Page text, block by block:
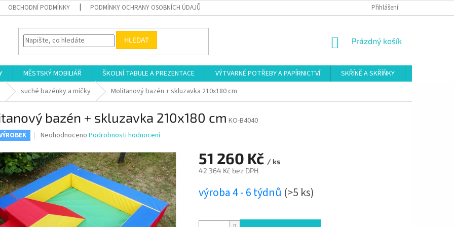
OBCHODNÍ PODMÍNKY PODMÍNKY OCHRANY OSOBNÍCH ÚDAJŮ Přihlášení
HLEDAT
NÁKUPNÍ
Prázdný košík
MĚSTSKÝ MOBILIÁŘ ŠKOLNÍ TABULE A PREZENTACE VÝTVARNÉ POTŘEBY A PAPÍRNICTVÍ SKŘÍNĚ A SKŘÍŇKY
suché bazénky a míčky Molitanový bazén + skluzavka 210x180 cm
bazén + skluzavka 210x180 cm KO-B4040
Průměrné
produktu
je
0,0
5
hvězdiček.
Neohodnoceno Podrobnosti hodnocení
51 260 Kč / ks
42 364 Kč bez DPH
cena:
výroba 4 - 6 týdnů (>5 ks)